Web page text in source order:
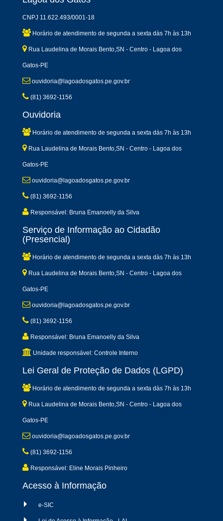
CNPJ 11.622.493/0001-18
Horário de atendimento de segunda a sexta dàs 7h às 13h
Rua Laudelina de Morais Bento,SN - Centro - Lagoa dos
Gatos-PE
ouvidoria@lagoadosgatos.pe.gov.br
(81) 3692-1156
Ouvidoria
Horário de atendimento de segunda a sexta dàs 7h às 13h
Rua Laudelina de Morais Bento,SN - Centro - Lagoa dos
Gatos-PE
ouvidoria@lagoadosgatos.pe.gov.br
(81) 3692-1156
Responsável: Bruna Emanoelly da Silva
Serviço de Informação ao Cidadão
(Presencial)
Horário de atendimento de segunda a sexta dàs 7h às 13h
Rua Laudelina de Morais Bento,SN - Centro - Lagoa dos
Gatos-PE
ouvidoria@lagoadosgatos.pe.gov.br
(81) 3692-1156
Responsável: Bruna Emanoelly da Silva
Unidade responsável: Controle Interno
Lei Geral de Proteção de Dados (LGPD)
Horário de atendimento de segunda a sexta dàs 7h às 13h
Rua Laudelina de Morais Bento,SN - Centro - Lagoa dos
Gatos-PE
ouvidoria@lagoadosgatos.pe.gov.br
(81) 3692-1156
Responsável: Eline Morais Pinheiro
Acesso à Informação
e-SIC